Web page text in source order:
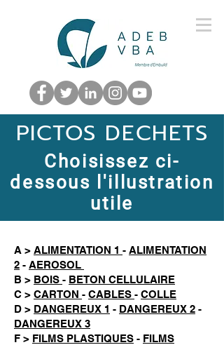
PICTOS DECHETS
Choisissez ci-
dessous l'illustration
utile
A > ALIMENTATION 1 - ALIMENTATION
2 - AEROSOL
B > BOIS - BETON CELLULAIRE
C > CARTON - CABLES - COLLE
D > DANGEREUX 1 - DANGEREUX 2 -
DANGEREUX 3
F > FILMS PLASTIQUES - FILMS